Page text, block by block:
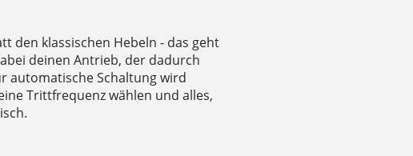
den klassischen Hebeln - das geht
deinen Antrieb, der dadurch
automatische Schaltung wird
Trittfrequenz wählen und alles,